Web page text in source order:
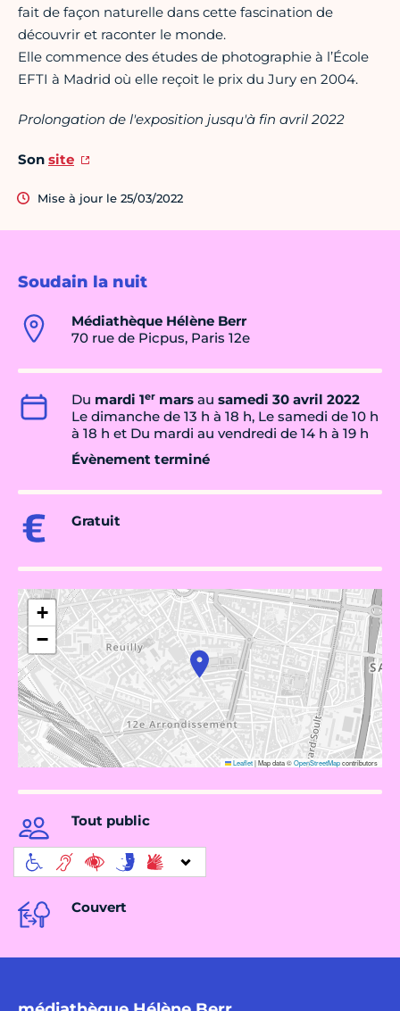
Soudain la nuit
Médiathèque Hélène Berr
70 rue de Picpus, Paris 12e
Du mardi 1er mars au samedi 30 avril 2022
Le dimanche de 13 h à 18 h, Le samedi de 10 h
à 18 h et Du mardi au vendredi de 14 h à 19 h
Évènement terminé
Gratuit
+
−
Leaflet|Map data ©OpenStreetMapcontributors
Tout public
Couvert
fait de façon naturelle dans cette fascination de
découvrir et raconter le monde.
Elle commence des études de photographie à l’École
EFTI à Madrid où elle reçoit le prix du Jury en 2004.
Prolongation de l'exposition jusqu'à fin avril 2022
Son site
Mise à jour le 25/03/2022